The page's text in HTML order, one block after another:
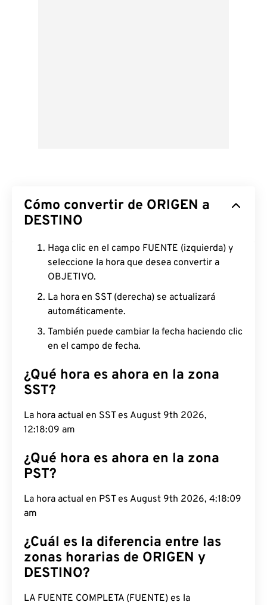
Cómo convertir de ORIGEN a
DESTINO
Haga clic en el campo FUENTE (izquierda) y
seleccione la hora que desea convertir a
OBJETIVO.
La hora en SST (derecha) se actualizará
automáticamente.
También puede cambiar la fecha haciendo clic
en el campo de fecha.
¿Qué hora es ahora en la zona
SST?
La hora actual en SST es August 9th 2026,
12:18:09 am
¿Qué hora es ahora en la zona
PST?
La hora actual en PST es August 9th 2026, 4:18:09
am
¿Cuál es la diferencia entre las
zonas horarias de ORIGEN y
DESTINO?
LA FUENTE COMPLETA (FUENTE) es la